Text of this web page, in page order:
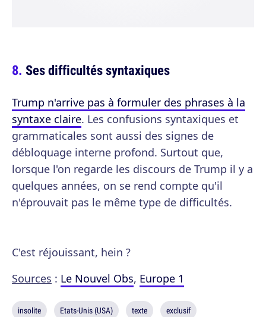
Ses difficultés syntaxiques
Trump n'arrive pas à formuler des phrases à la
syntaxe claire. Les confusions syntaxiques et
grammaticales sont aussi des signes de
débloquage interne profond. Surtout que,
lorsque l'on regarde les discours de Trump il y a
quelques années, on se rend compte qu'il
n'éprouvait pas le même type de difficultés.
C'est réjouissant, hein ?
Sources : Le Nouvel Obs, Europe 1
insolite Etats-Unis (USA) texte exclusif